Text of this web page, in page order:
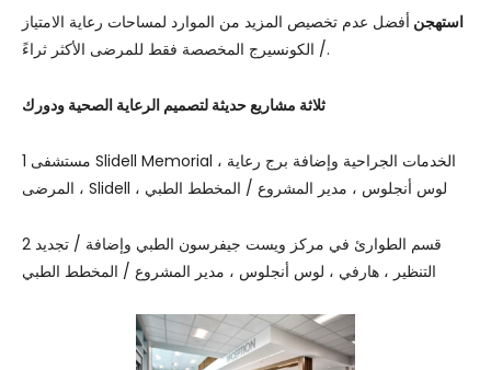
استهجن أفضل عدم تخصيص المزيد من الموارد لمساحات رعاية الامتياز
/ الكونسيرج المخصصة فقط للمرضى الأكثر ثراءً.
ثلاثة مشاريع حديثة لتصميم الرعاية الصحية ودورك
1 مستشفى Slidell Memorial ، الخدمات الجراحية وإضافة برج رعاية
المرضى ، Slidell ، لوس أنجلوس ، مدير المشروع / المخطط الطبي
2 قسم الطوارئ في مركز ويست جيفرسون الطبي وإضافة / تجديد
التنظير ، هارفي ، لوس أنجلوس ، مدير المشروع / المخطط الطبي